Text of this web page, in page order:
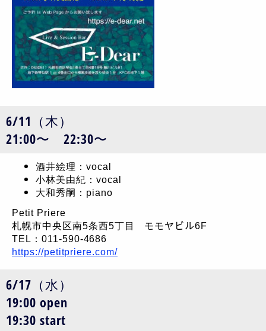
6/11（木）
21:00〜 22:30〜
酒井絵理：vocal
小林美由紀：vocal
大和秀嗣：piano
Petit Priere
札幌市中央区南5条西5丁目 モモヤビル6F
TEL：011-590-4686
https://petitpriere.com/
6/17（水）
19:00 open
19:30 start